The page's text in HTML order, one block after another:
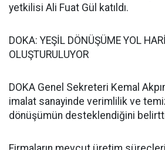
yetkilisi Ali Fuat Gül katıldı.
DOKA: YEŞİL DÖNÜŞÜME YOL
OLUŞTURULUYOR
DOKA Genel Sekreteri Kemal
imalat sanayinde verimlilik ve
dönüşümün desteklendiğini